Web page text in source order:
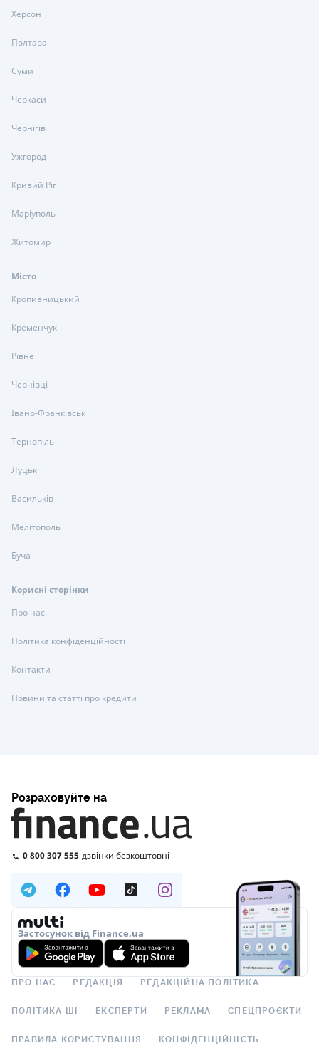
Херсон
Полтава
Суми
Черкаси
Чернігів
Ужгород
Кривий Ріг
Маріуполь
Житомир
Місто
Кропивницький
Кременчук
Рівне
Чернівці
Івано-Франківськ
Тернопіль
Луцьк
Васильків
Мелітополь
Буча
Корисні сторінки
Про нас
Політика конфіденційності
Контакти
Новини та статті про кредити
Розраховуйте на
0 800 307 555 дзвінки безкоштовні
Застосунок від Finance.ua
ПРО НАС РЕДАКЦІЯ РЕДАКЦІЙНА ПОЛІТИКА
ПОЛІТИКА ШІ ЕКСПЕРТИ РЕКЛАМА СПЕЦПРОЄКТИ
ПРАВИЛА КОРИСТУВАННЯ КОНФІДЕНЦІЙНІСТЬ